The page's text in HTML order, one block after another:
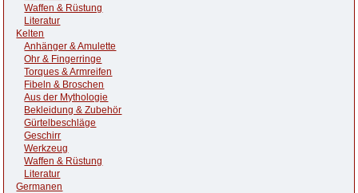
Waffen & Rüstung
Literatur
Kelten
Anhänger & Amulette
Ohr & Fingerringe
Torques & Armreifen
Fibeln & Broschen
Aus der Mythologie
Bekleidung & Zubehör
Gürtelbeschläge
Geschirr
Werkzeug
Waffen & Rüstung
Literatur
Germanen